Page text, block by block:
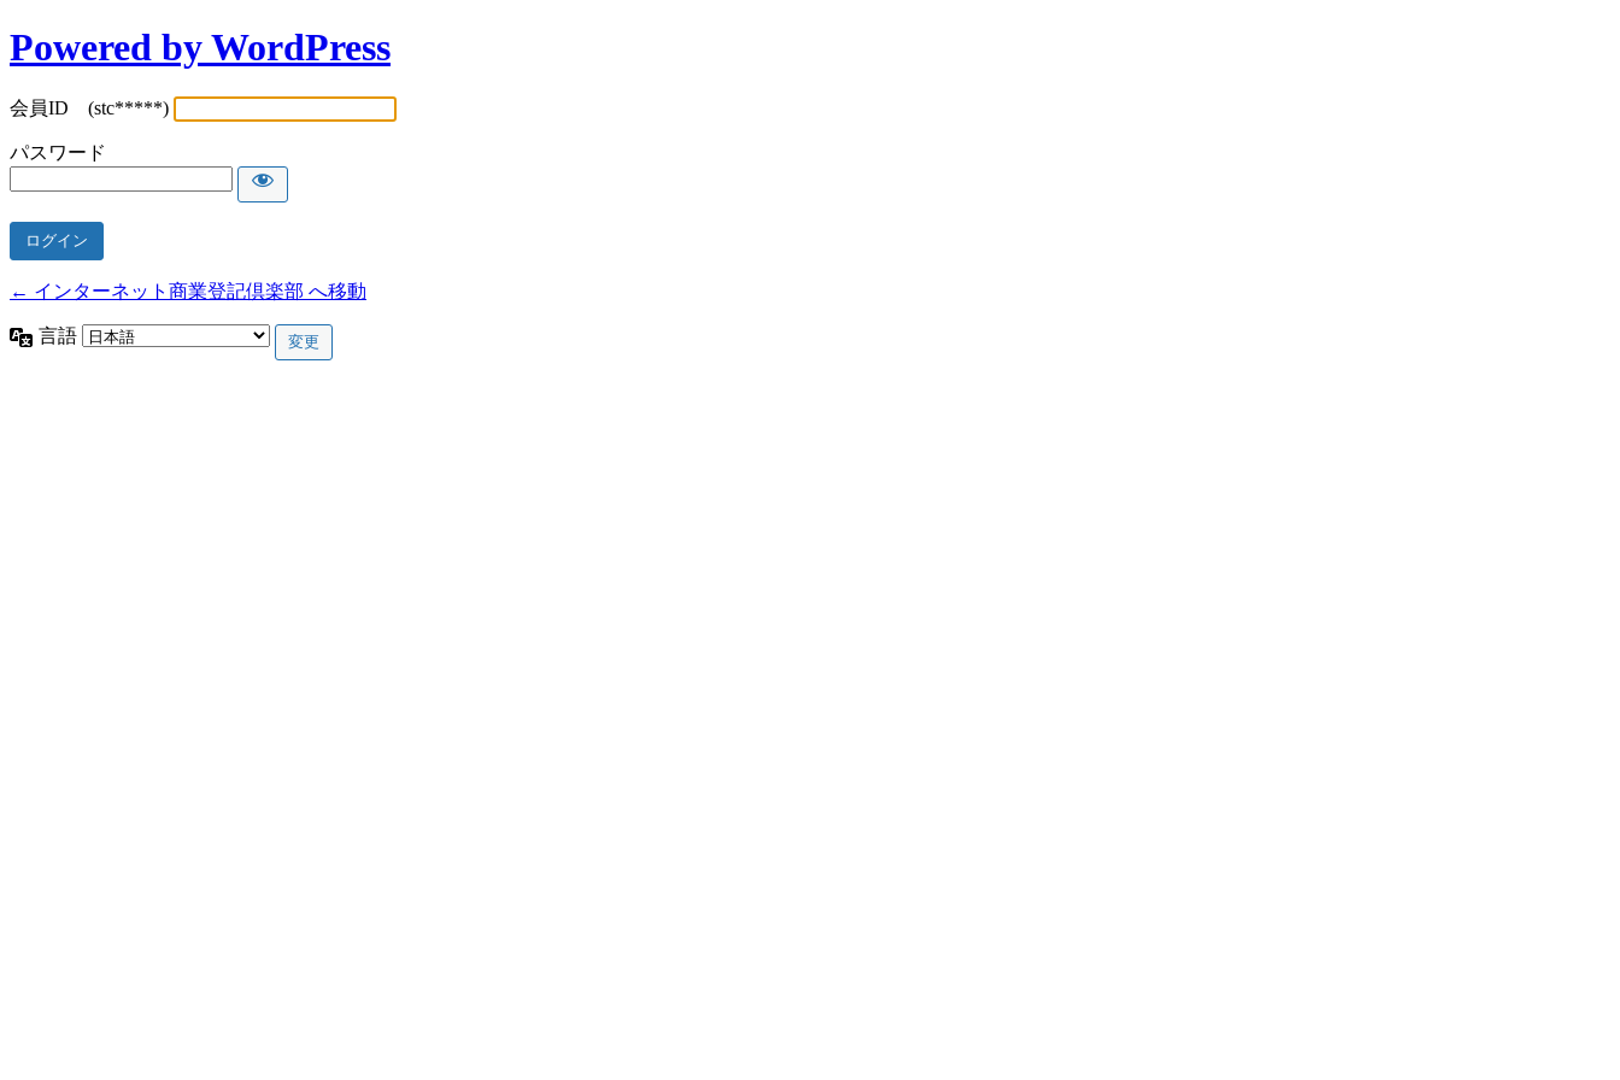
Powered by WordPress
会員ID (stc*****)
パスワード
← インターネット商業登記倶楽部 へ移動
言語